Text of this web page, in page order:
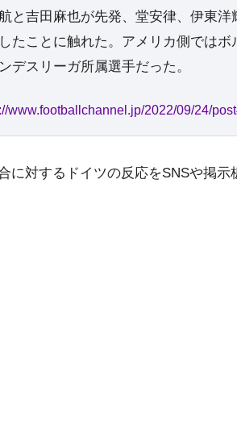
と吉田麻也が先発、堂安律、伊東
たことに触れた。アメリカ側では
デスリーガ所属選手だった。
www.footballchannel.jp/2022/09/24/
に対するドイツの反応をSNSや掲示